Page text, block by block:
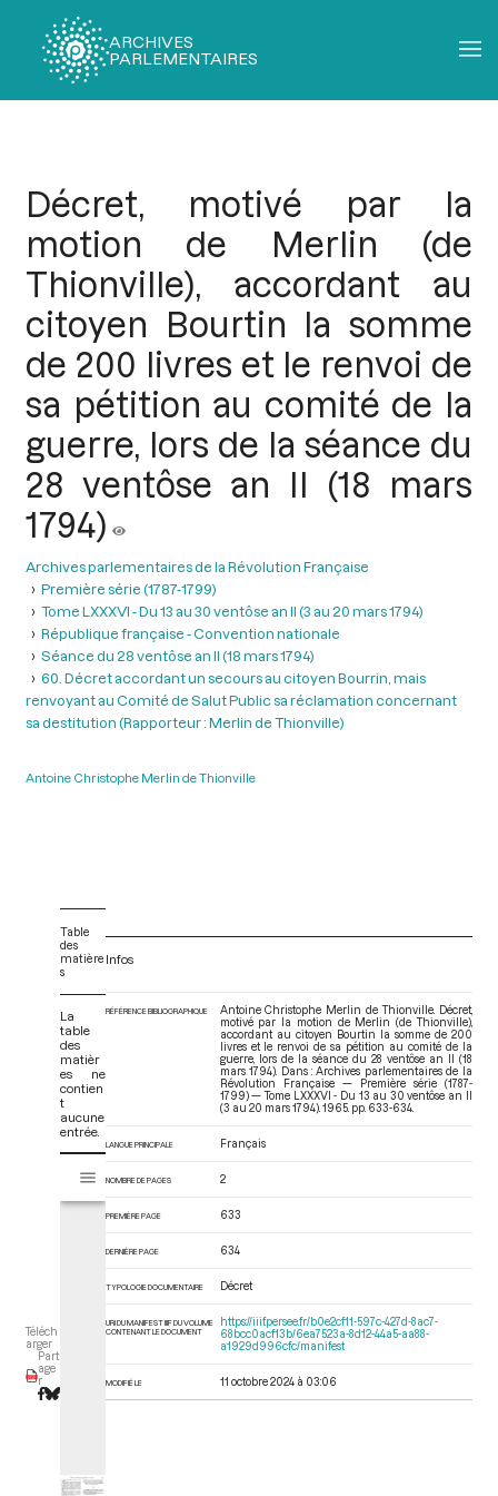
ARCHIVES
PARLEMENTAIRES
Décret, motivé par la
motion de Merlin (de
Thionville), accordant au
citoyen Bourtin la somme
de 200 livres et le renvoi de
sa pétition au comité de la
guerre, lors de la séance du
28 ventôse an II (18 mars
1794)
Archives parlementaires de la Révolution Française
Première série (1787-1799)
Tome LXXXVI - Du 13 au 30 ventôse an II (3 au 20 mars 1794)
République française - Convention nationale
Séance du 28 ventôse an II (18 mars 1794)
60. Décret accordant un secours au citoyen Bourrin, mais
renvoyant au Comité de Salut Public sa réclamation concernant
sa destitution (Rapporteur : Merlin de Thionville)
Antoine Christophe Merlin de Thionville
Téléch
arger
Part
age
r
Table
des
matière
s
La
table
des
matièr
es ne
contien
t
aucune
entrée.
s
M
d
Tome LXXXVI - Du 13 au 30 ventôse an II (3 au 20 mars 1794)
Infos
RÉFÉRENCE BIBLIOGRAPHIQUE
Antoine Christophe Merlin de Thionville. Décret,
motivé par la motion de Merlin (de Thionville),
accordant au citoyen Bourtin la somme de 200
livres et le renvoi de sa pétition au comité de la
guerre, lors de la séance du 28 ventôse an II (18
mars 1794). Dans : Archives parlementaires de la
Révolution Française — Première série (1787-
1799) — Tome LXXXVI - Du 13 au 30 ventôse an II
(3 au 20 mars 1794). 1965. pp. 633-634.
LANGUE PRINCIPALE Français
NOMBRE DE PAGES 2
PREMIÈRE PAGE 633
DERNIÈRE PAGE 634
TYPOLOGIE DOCUMENTAIRE Décret
URI DU MANIFEST IIIF DU VOLUME
CONTENANT LE DOCUMENT
https://iiif.persee.fr/b0e2cf11-597c-427d-8ac7-
68bcc0acf13b/6ea7523a-8d12-44a5-aa88-
a1929d996cfc/manifest
MODIFIÉ LE 11 octobre 2024 à 03:06